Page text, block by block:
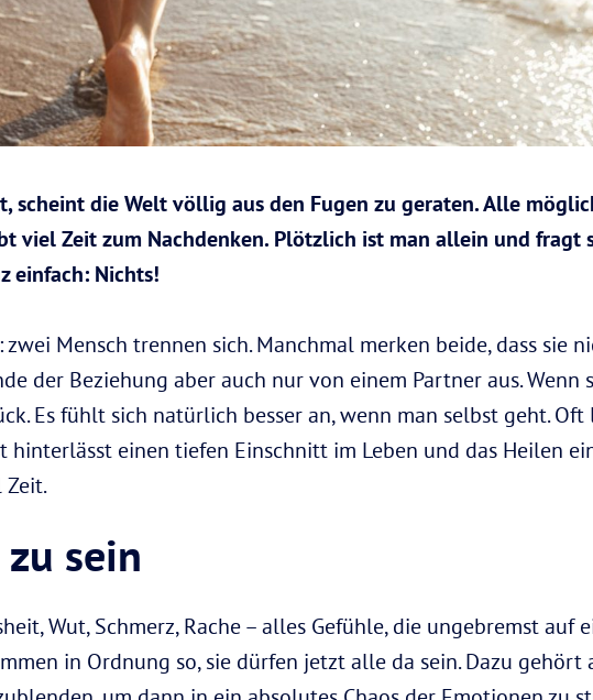
scheint die Welt völlig aus den Fugen zu geraten. Alle
viel Zeit zum Nachdenken. Plötzlich ist man allein und fragt
einfach: Nichts!
Mensch trennen sich. Manchmal merken beide, dass sie
der Beziehung aber auch nur von einem Partner aus. Wenn
Es fühlt sich natürlich besser an, wenn man selbst geht. Oft
hinterlässt einen tiefen Einschnitt im Leben und das Heilen
Zeit.
sein
Wut, Schmerz, Rache – alles Gefühle, die ungebremst auf
in Ordnung so, sie dürfen jetzt alle da sein. Dazu gehört